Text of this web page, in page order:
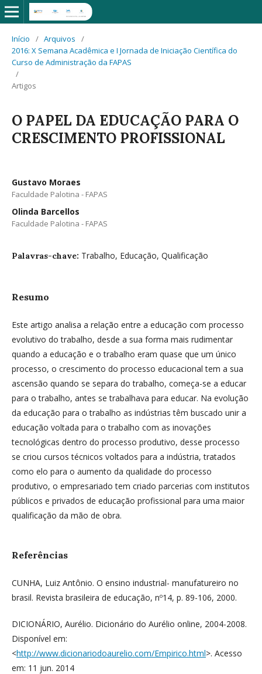
Início / Arquivos
/
2016: X Semana Acadêmica e I Jornada de Iniciação Científica do
Curso de Administração da FAPAS
/
Artigos
O PAPEL DA EDUCAÇÃO PARA O
CRESCIMENTO PROFISSIONAL
Gustavo Moraes
Faculdade Palotina - FAPAS
Olinda Barcellos
Faculdade Palotina - FAPAS
Palavras-chave: Trabalho, Educação, Qualificação
Resumo
Este artigo analisa a relação entre a educação com processo
evolutivo do trabalho, desde a sua forma mais rudimentar
quando a educação e o trabalho eram quase que um único
processo, o crescimento do processo educacional tem a sua
ascensão quando se separa do trabalho, começa-se a educar
para o trabalho, antes se trabalhava para educar. Na evolução
da educação para o trabalho as indústrias têm buscado unir a
educação voltada para o trabalho com as inovações
tecnológicas dentro do processo produtivo, desse processo
se criou cursos técnicos voltados para a indústria, tratados
como elo para o aumento da qualidade do processo
produtivo, o empresariado tem criado parcerias com institutos
públicos e privados de educação profissional para uma maior
qualificação da mão de obra.
Referências
CUNHA, Luiz Antônio. O ensino industrial- manufatureiro no
brasil. Revista brasileira de educação, nº14, p. 89-106, 2000.
DICIONÁRIO, Aurélio. Dicionário do Aurélio online, 2004-2008.
Disponível em:
<http://www.dicionariodoaurelio.com/Empirico.html>. Acesso
em: 11 jun. 2014